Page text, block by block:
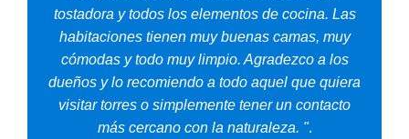
tostadora y todos los elementos de cocina. Las
habitaciones tienen muy buenas camas, muy
cómodas y todo muy limpio. Agradezco a los
dueños y lo recomiendo a todo aquel que quiera
visitar torres o simplemente tener un contacto
más cercano con la naturaleza. ".